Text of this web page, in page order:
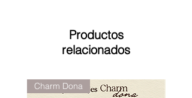
Productos
relacionados
Charm Dona